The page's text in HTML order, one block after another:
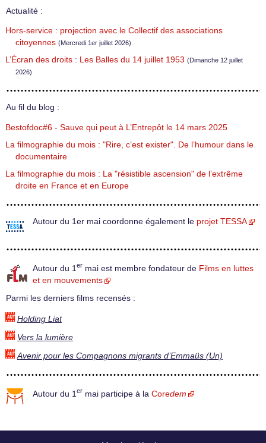
Actualité :
Hors-service : projection avec le Collectif des associations
citoyennes (Mercredi 1er juillet 2026)
L’Écran des droits : Les Balles du 14 juillet 1953 (Dimanche 12 juillet
2026)
Au fil du blog :
Bestofdoc#6 - Sauve qui peut à L’Entrepôt le 14 mars 2025
La filmographie du mois : "Rire, c’est exister". De l’humour dans le
documentaire
La filmographie du mois : La "résistible ascension" de l’extrême
droite en France et en Europe
Autour du 1er mai coordonne également le projet TESSA
Autour du 1 er mai est membre fondateur de Films en luttes
et en mouvements
Parmi les derniers films recensés :
Holding Liat
Vers la lumière
Avenir pour les Compagnons migrants d’Emmaüs (Un)
Autour du 1 er mai participe à la Coredem